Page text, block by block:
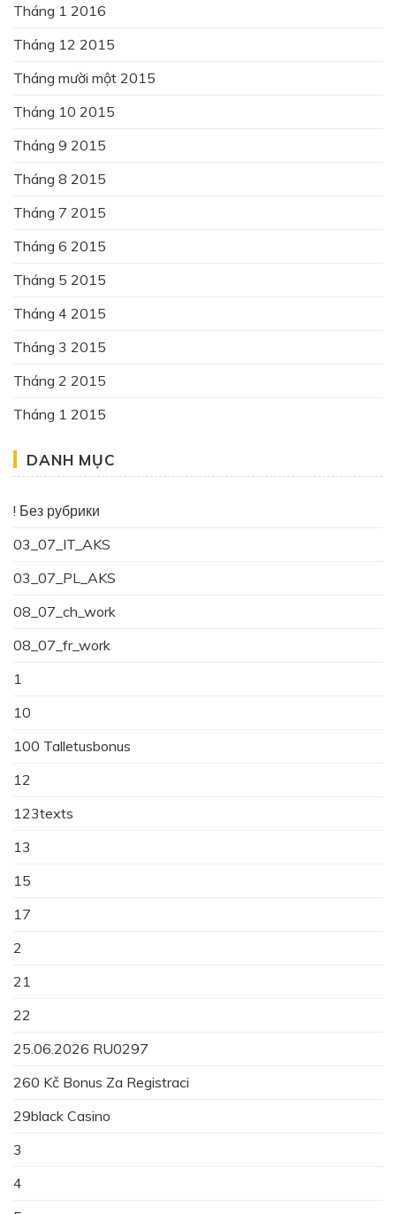
Tháng 1 2016
Tháng 12 2015
Tháng mười một 2015
Tháng 10 2015
Tháng 9 2015
Tháng 8 2015
Tháng 7 2015
Tháng 6 2015
Tháng 5 2015
Tháng 4 2015
Tháng 3 2015
Tháng 2 2015
Tháng 1 2015
DANH MỤC
! Без рубрики
03_07_IT_AKS
03_07_PL_AKS
08_07_ch_work
08_07_fr_work
1
10
100 Talletusbonus
12
123texts
13
15
17
2
21
22
25.06.2026 RU0297
260 Kč Bonus Za Registraci
29black Casino
3
4